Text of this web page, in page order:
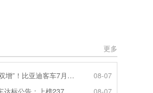
更多
淡季实现逆势“双增”！比亚迪客车7月热销620辆创新高
08-07
08-07